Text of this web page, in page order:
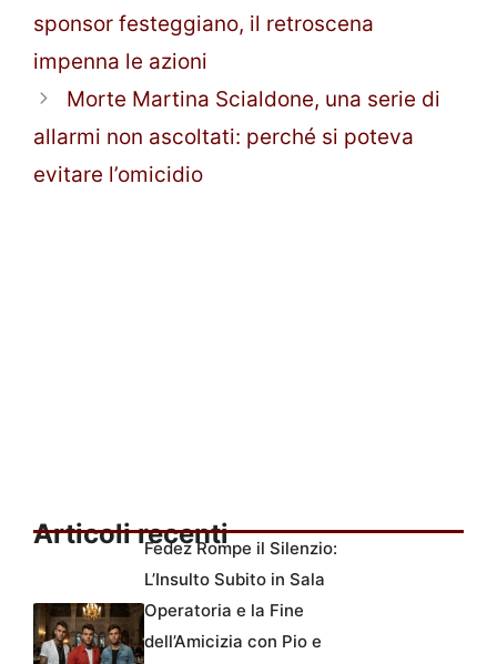
sponsor festeggiano, il retroscena
impenna le azioni
Morte Martina Scialdone, una serie di
allarmi non ascoltati: perché si poteva
evitare l’omicidio
Articoli recentiFedez Rompe il Silenzio:
L’Insulto Subito in Sala
Operatoria e la Fine
dell’Amicizia con Pio e